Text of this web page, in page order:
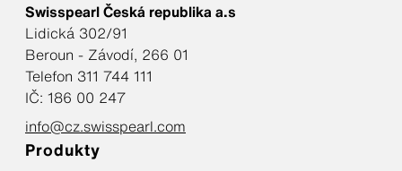
Swisspearl Česká republika a.s
Lidická 302/91
Beroun - Závodí, 266 01
Telefon 311 744 111
IČ: 186 00 247
info@cz.swisspearl.com
Produkty